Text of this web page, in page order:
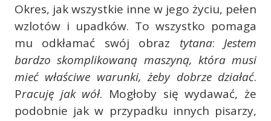
Okres, jak wszystkie inne w jego życiu, pełen
wzlotów i upadków. To wszystko pomaga
mu odkłamać swój obraz tytana: Jestem
bardzo skomplikowaną maszyną, która musi
mieć właściwe warunki, żeby dobrze działać.
Pracuję jak wół. Mogłoby się wydawać, że
podobnie jak w przypadku innych pisarzy,